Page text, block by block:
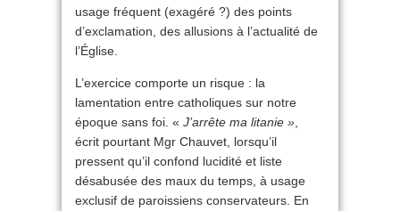
usage fréquent (exagéré ?) des points
d’exclamation, des allusions à l’actualité de
l’Église.
L’exercice comporte un risque : la
lamentation entre catholiques sur notre
époque sans foi. « J’arrête ma litanie »
écrit pourtant Mgr Chauvet, lorsqu’il
pressent qu’il confond lucidité et liste
désabusée des maux du temps, à usage
exclusif de paroissiens conservateurs. En